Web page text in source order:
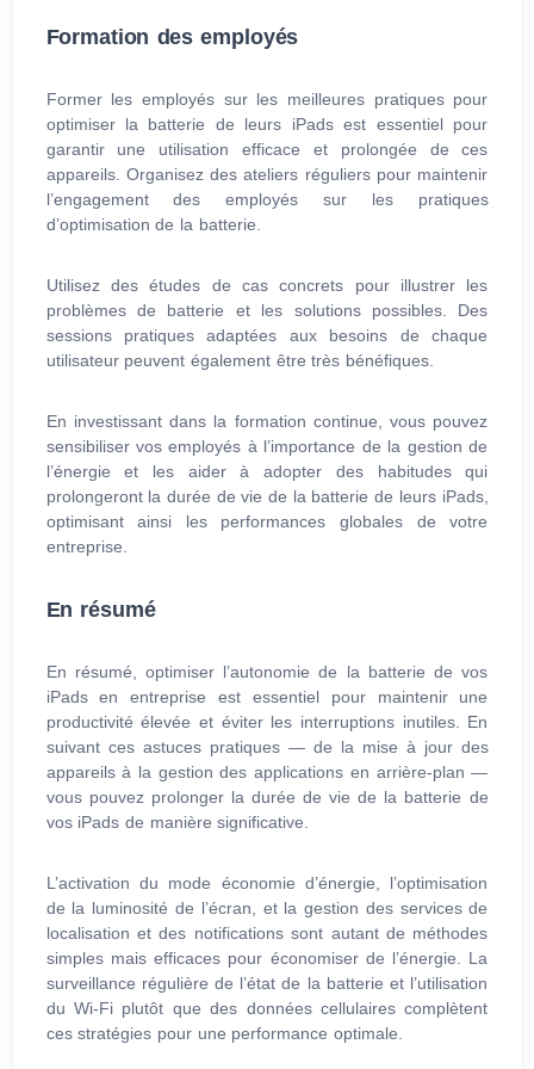
Formation des employés
Former les employés sur les meilleures pratiques pour
optimiser la batterie de leurs iPads est essentiel pour
garantir une utilisation efficace et prolongée de ces
appareils. Organisez des ateliers réguliers pour maintenir
l’engagement des employés sur les pratiques
d’optimisation de la batterie.
Utilisez des études de cas concrets pour illustrer les
problèmes de batterie et les solutions possibles. Des
sessions pratiques adaptées aux besoins de chaque
utilisateur peuvent également être très bénéfiques.
En investissant dans la formation continue, vous pouvez
sensibiliser vos employés à l’importance de la gestion de
l’énergie et les aider à adopter des habitudes qui
prolongeront la durée de vie de la batterie de leurs iPads,
optimisant ainsi les performances globales de votre
entreprise.
En résumé
En résumé, optimiser l’autonomie de la batterie de vos
iPads en entreprise est essentiel pour maintenir une
productivité élevée et éviter les interruptions inutiles. En
suivant ces astuces pratiques — de la mise à jour des
appareils à la gestion des applications en arrière-plan —
vous pouvez prolonger la durée de vie de la batterie de
vos iPads de manière significative.
L’activation du mode économie d’énergie, l’optimisation
de la luminosité de l’écran, et la gestion des services de
localisation et des notifications sont autant de méthodes
simples mais efficaces pour économiser de l’énergie. La
surveillance régulière de l’état de la batterie et l’utilisation
du Wi-Fi plutôt que des données cellulaires complètent
ces stratégies pour une performance optimale.